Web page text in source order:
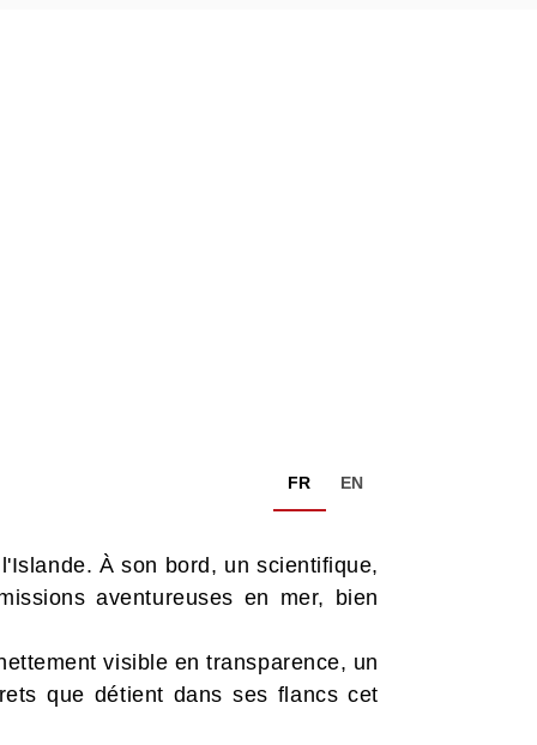
FR EN
À son bord, un scientifique,
aventureuses en mer, bien
visible en transparence, un
que détient dans ses flancs cet